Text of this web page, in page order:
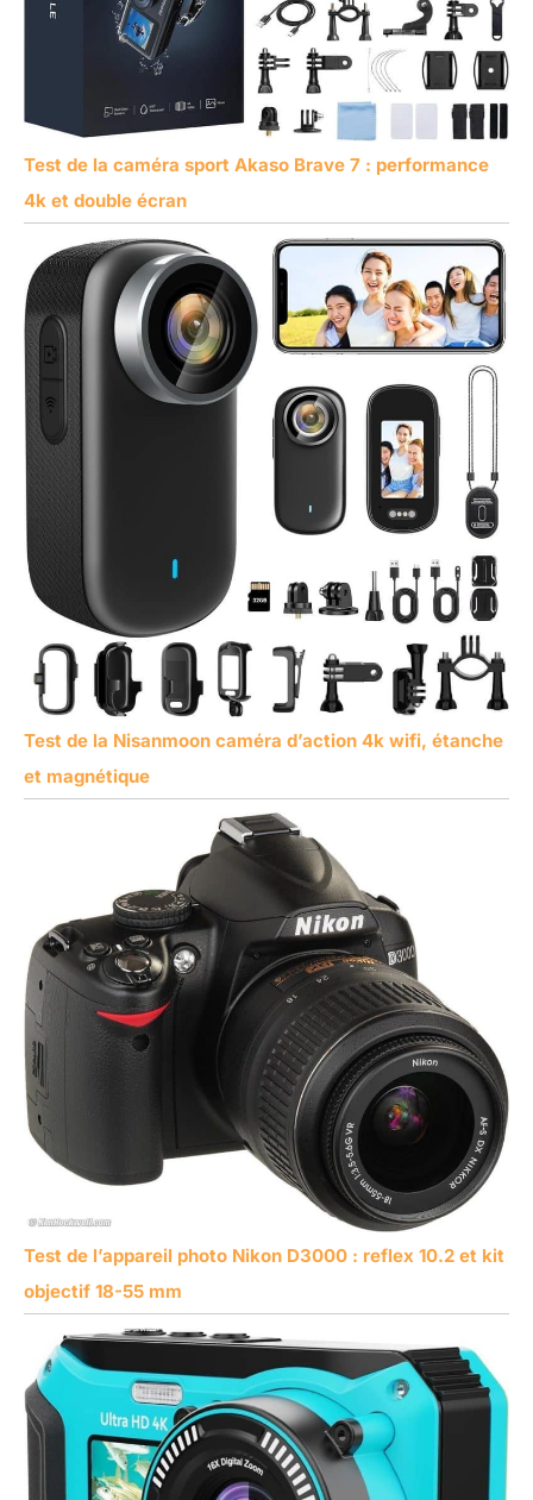
Test de la caméra sport Akaso Brave 7 : performance
4k et double écran
Test de la Nisanmoon caméra d’action 4k wifi, étanche
et magnétique
Test de l’appareil photo Nikon D3000 : reflex 10.2 et kit
objectif 18-55 mm